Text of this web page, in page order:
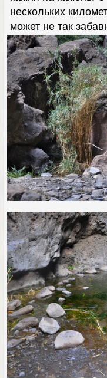
нескольких
может не так